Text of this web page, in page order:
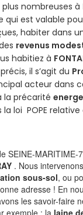
nombreuses à
est valable
habiter dans
revenus
habitiez à
il s’agit du
acteur dans
la précarité
la loi POPE
SEINE-
. Nous
sous-sol, ou
adresse ! En
les savoir-